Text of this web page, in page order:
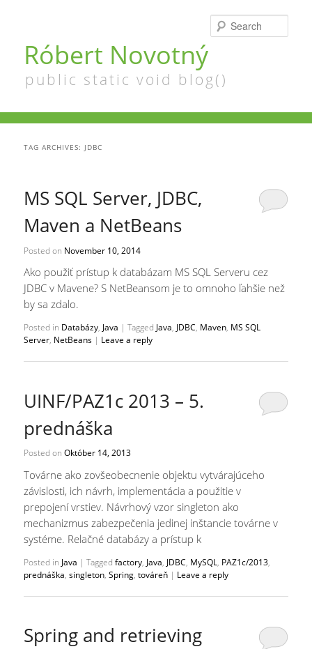
Róbert Novotný
public static void blog()
TAG ARCHIVES: JDBC
MS SQL Server, JDBC,
Maven a NetBeans
Posted on November 10, 2014
Ako použiť prístup k databázam MS SQL Serveru cez
JDBC v Mavene? S NetBeansom je to omnoho ľahšie než
by sa zdalo.
Posted in Databázy, Java |Tagged Java, JDBC, Maven, MS SQL
Server, NetBeans | Leave a reply
UINF/PAZ1c 2013 – 5.
prednáška
Posted onOktóber 14, 2013
Továrne ako zovšeobecnenie objektu vytvárajúceho
závislosti, ich návrh, implementácia a použitie v
prepojení vrstiev. Návrhový vzor singleton ako
mechanizmus zabezpečenia jedinej inštancie továrne v
systéme. Relačné databázy a prístup k
Posted in Java |Tagged factory, Java, JDBC, MySQL, PAZ1c/2013,
prednáška,singleton,Spring,továreň | Leave a reply
Spring and retrieving